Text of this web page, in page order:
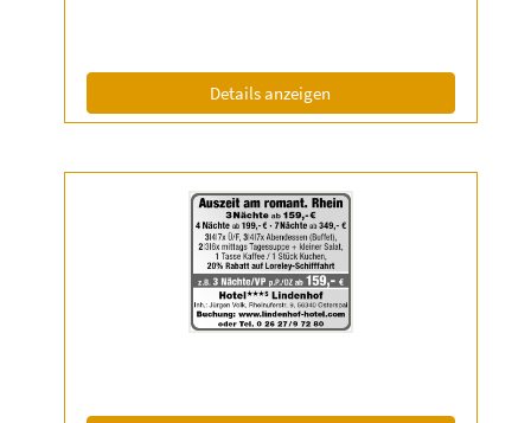
Details anzeigen
der
Anzeige
2051099
anzeigen
|
Info: